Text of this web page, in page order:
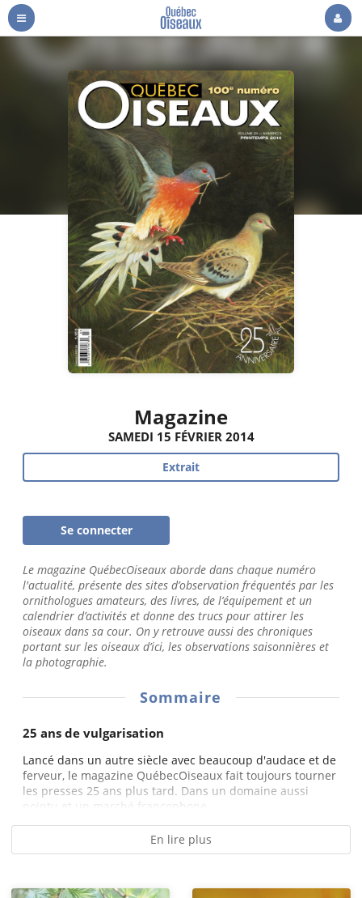
Magazine
SAMEDI 15 FÉVRIER 2014
Extrait
Se connecter
Le magazine QuébecOiseaux aborde dans chaque numéro
l'actualité, présente des sites d’observation fréquentés par les
ornithologues amateurs, des livres, de l’équipement et un
calendrier d’activités et donne des trucs pour attirer les
oiseaux dans sa cour. On y retrouve aussi des chroniques
portant sur les oiseaux d’ici, les observations saisonnières et
la photographie.
Sommaire
25 ans de vulgarisation
Lancé dans un autre siècle avec beaucoup d'audace et de
ferveur, le magazine QuébecOiseaux fait toujours tourner
les presses 25 ans plus tard. Dans un domaine aussi
pointu et un marché francophone...
En lire plus